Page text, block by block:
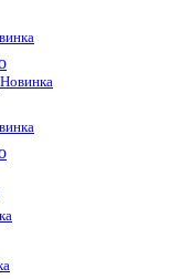
Новинка